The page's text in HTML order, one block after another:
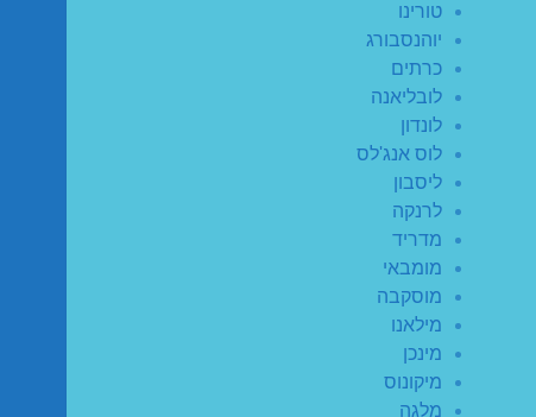
טורינו
יוהנסבורג
כרתים
לובליאנה
לונדון
לוס אנג'לס
ליסבון
לרנקה
מדריד
מומבאי
מוסקבה
מילאנו
מינכן
מיקונוס
מלגה